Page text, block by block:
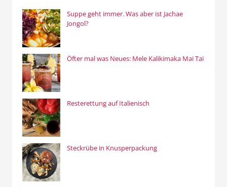
Suppe geht immer. Was aber ist Jachae
Jongol?
Öfter mal was Neues: Mele Kalikimaka Mai Tai
Resterettung auf Italienisch
Steckrübe in Knusperpackung